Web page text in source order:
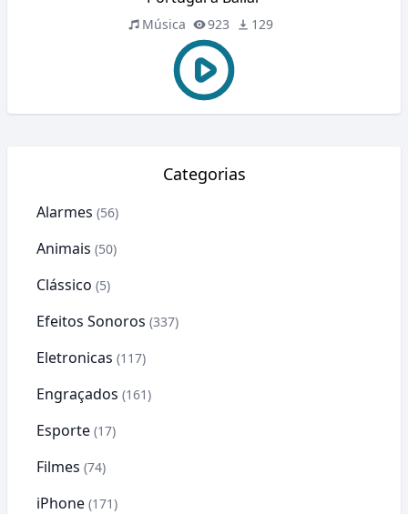
Música 923 129
Categorias
Alarmes (56)
Animais (50)
Clássico (5)
Efeitos Sonoros (337)
Eletronicas (117)
Engraçados (161)
Esporte (17)
Filmes (74)
iPhone (171)